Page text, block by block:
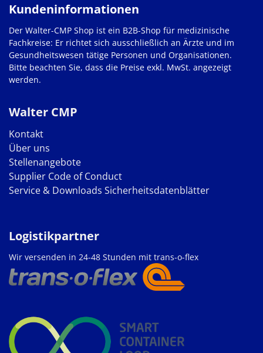
Walter CMP
Kontakt
Über uns
Stellenangebote
Supplier Code of Conduct
Service & Downloads Sicherheitsdatenblätter
Kundeninformationen
Der Walter-CMP Shop ist ein B2B-Shop für medizinische
Fachkreise: Er richtet sich ausschließlich an Ärzte und im
Gesundheitswesen tätige Personen und Organisationen.
Bitte beachten Sie, dass die Preise exkl. MwSt. angezeigt
werden.
Logistikpartner
Wir versenden in 24-48 Stunden mit trans-o-flex